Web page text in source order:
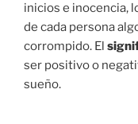
inicios e inocencia,
de cada persona
corrompido. El
ser positivo o
sueño.